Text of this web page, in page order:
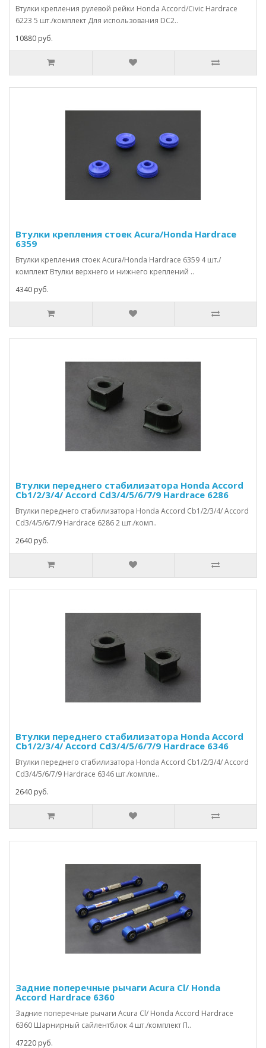
Втулки крепления рулевой рейки Honda Accord/Civic Hardrace
6223 5 шт./комплект Для использования DC2..
10880 руб.
Втулки крепления стоек Acura/Honda Hardrace
6359
Втулки крепления стоек Acura/Honda Hardrace 6359 4 шт./
комплект Втулки верхнего и нижнего креплений ..
4340 руб.
Втулки переднего стабилизатора Honda Accord
Cb1/2/3/4/ Accord Cd3/4/5/6/7/9 Hardrace 6286
Втулки переднего стабилизатора Honda Accord Cb1/2/3/4/ Accord
Cd3/4/5/6/7/9 Hardrace 6286 2 шт./комп..
2640 руб.
Втулки переднего стабилизатора Honda Accord
Cb1/2/3/4/ Accord Cd3/4/5/6/7/9 Hardrace 6346
Втулки переднего стабилизатора Honda Accord Cb1/2/3/4/ Accord
Cd3/4/5/6/7/9 Hardrace 6346 шт./компле..
2640 руб.
Задние поперечные рычаги Acura Cl/ Honda
Accord Hardrace 6360
Задние поперечные рычаги Acura Cl/ Honda Accord Hardrace
6360 Шарнирный сайлентблок 4 шт./комплект П..
47220 руб.